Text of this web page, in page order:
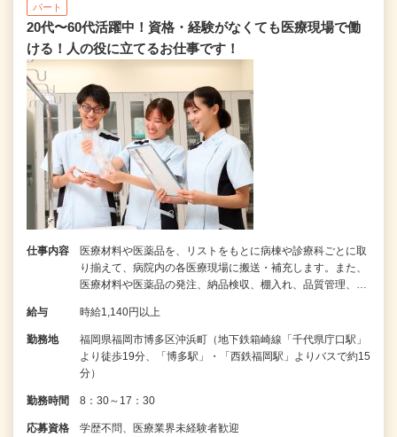
パート
20代〜60代活躍中！資格・経験がなくても医療現場で働
ける！人の役に立てるお仕事です！
仕事内容
医療材料や医薬品を、リストをもとに病棟や診療科ごとに取
り揃えて、病院内の各医療現場に搬送・補充します。また、
医療材料や医薬品の発注、納品検収、棚入れ、品質管理、…
給与 時給1,140円以上
勤務地
福岡県福岡市博多区沖浜町（地下鉄箱崎線「千代県庁口駅」
より徒歩19分、「博多駅」・「西鉄福岡駅」よりバスで約15
分）
勤務時間 8：30～17：30
応募資格 学歴不問、医療業界未経験者歓迎